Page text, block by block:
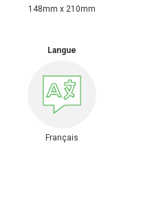
148mm x 210mm
Langue
Français